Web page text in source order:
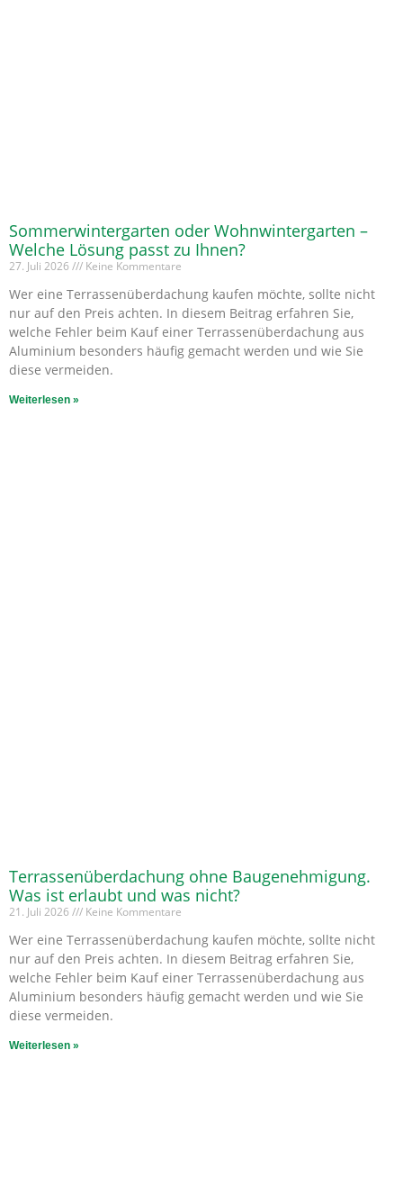
Sommerwintergarten oder Wohnwintergarten –
Welche Lösung passt zu Ihnen?
27. Juli 2026 Keine Kommentare
Wer eine Terrassenüberdachung kaufen möchte, sollte nicht
nur auf den Preis achten. In diesem Beitrag erfahren Sie,
welche Fehler beim Kauf einer Terrassenüberdachung aus
Aluminium besonders häufig gemacht werden und wie Sie
diese vermeiden.
Weiterlesen »
Terrassenüberdachung ohne Baugenehmigung.
Was ist erlaubt und was nicht?
21. Juli 2026 Keine Kommentare
Wer eine Terrassenüberdachung kaufen möchte, sollte nicht
nur auf den Preis achten. In diesem Beitrag erfahren Sie,
welche Fehler beim Kauf einer Terrassenüberdachung aus
Aluminium besonders häufig gemacht werden und wie Sie
diese vermeiden.
Weiterlesen »